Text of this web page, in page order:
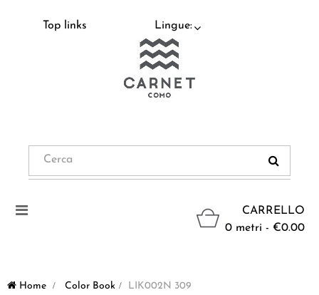
Top links Lingue:
CARRELLO
0 metri - €0.00
Navigazione
Home > Color Book > LIK002N 309